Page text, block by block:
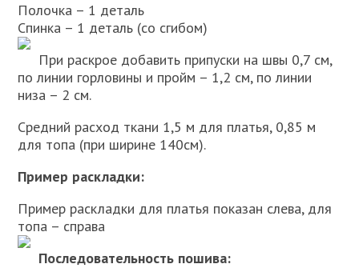
Полочка – 1 деталь
Спинка – 1 деталь (со сгибом)
При раскрое добавить припуски на швы 0,7 см,
по линии горловины и пройм – 1,2 см, по линии
низа – 2 см.
Средний расход ткани 1,5 м для платья, 0,85 м
для топа (при ширине 140см).
Пример раскладки:
Пример раскладки для платья показан слева, для
топа – справа
Последовательность пошива: